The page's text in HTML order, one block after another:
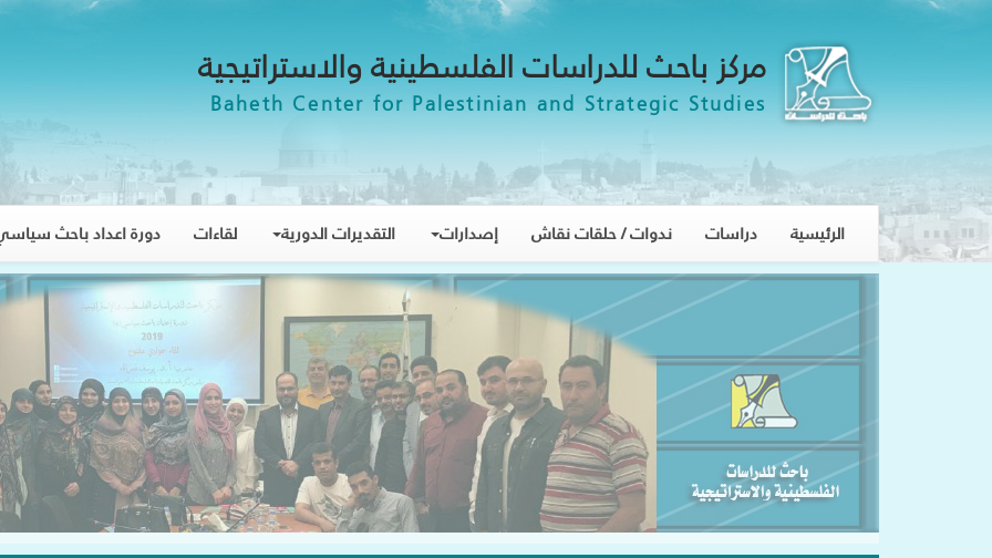
مركز باحث للدراسات الفلسطينية والاستراتيجية
Baheth Center for Palestinian and Strategic Studies
الرئيسية دراسات ندوات / حلقات نقاش إصدارات التقديرات الدورية لقاءات دورة اعداد باحث